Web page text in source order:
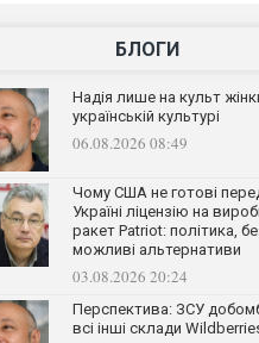
БЛОГИ
Надія лише на культ
українській культурі
06.08.2026 08:49
Чому США не готові
Україні ліцензію на
ракет Patriot: політика,
можливі альтернативи
03.08.2026 20:24
Перспектива: ЗСУ
всі інші склади